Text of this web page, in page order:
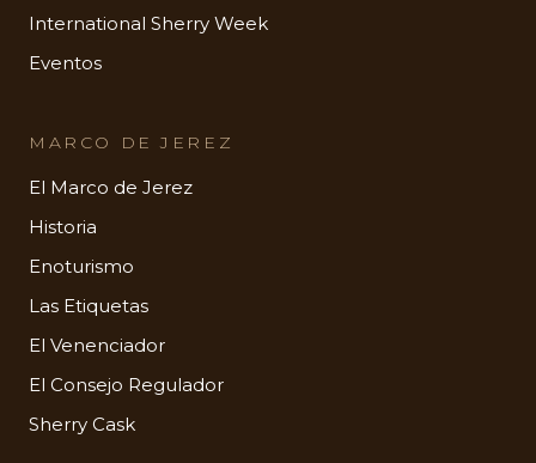
International Sherry Week
Eventos
MARCO DE JEREZ
El Marco de Jerez
Historia
Enoturismo
Las Etiquetas
El Venenciador
El Consejo Regulador
Sherry Cask